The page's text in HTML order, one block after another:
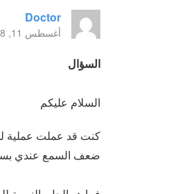
Doctor
أغسطس 11, 2018
السؤال
السلام عليكم
كنت قد عملت عملية
ضعف السمع عندي